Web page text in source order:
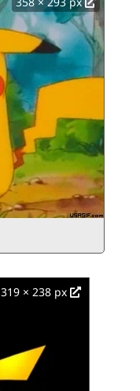
319 × 238 px